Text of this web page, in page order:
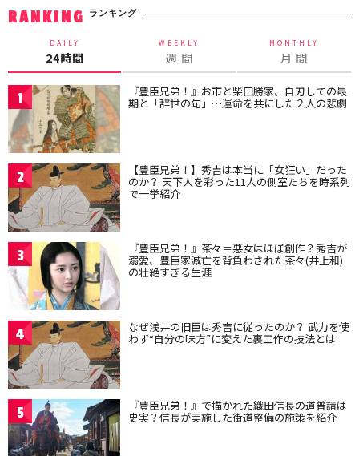
RANKING ランキング
DAILY
24時間
WEEKLY
週 間
MONTHLY
月 間
1 『豊臣兄弟！』お市と柴田勝家、自刃しての最
期と「辞世の句」…運命を共にした２人の悲劇
2 【豊臣兄弟！】秀吉は本当に「女狂い」だった
のか？ 天下人を彩った11人の側室たちを時系列
で一挙紹介
3 『豊臣兄弟！』茶々＝悪女はほぼ創作？秀吉が
溺愛、豊臣家滅亡を背負わされた茶々(井上和)
の壮絶すぎる生涯
4 なぜ浅井の旧臣は秀吉に従ったのか？ 武力を使
わず“自分の味方”に変えた裏工作の技法とは
5 『豊臣兄弟！』で描かれた織田信長の道普請は
史実？信長が実施した街道整備の施策を紹介